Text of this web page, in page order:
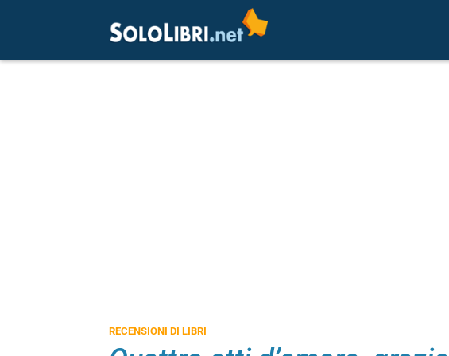
RECENSIONI DI LIBRI